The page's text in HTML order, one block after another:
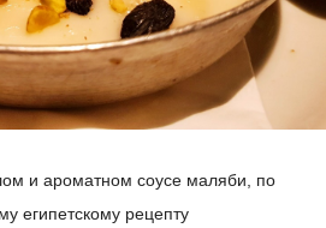
и ароматном соусе маляби, по
египетскому рецепту